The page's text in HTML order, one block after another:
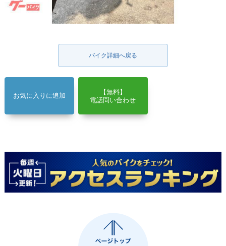
バイク詳細へ戻る
お気に入りに追加
【無料】
電話問い合わせ